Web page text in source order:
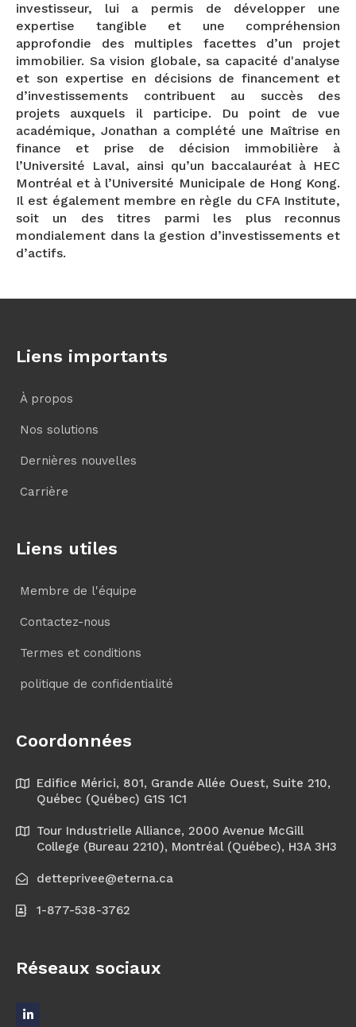
investisseur, lui a permis de développer une
expertise tangible et une compréhension
approfondie des multiples facettes d’un projet
immobilier. Sa vision globale, sa capacité d'analyse
et son expertise en décisions de financement et
d’investissements contribuent au succès des
projets auxquels il participe. Du point de vue
académique, Jonathan a complété une Maîtrise en
finance et prise de décision immobilière à
l’Université Laval, ainsi qu’un baccalauréat à HEC
Montréal et à l’Université Municipale de Hong Kong.
Il est également membre en règle du CFA Institute,
soit un des titres parmi les plus reconnus
mondialement dans la gestion d’investissements et
d’actifs.
Liens importants
À propos
Nos solutions
Dernières nouvelles
Carrière
Liens utiles
Membre de l'équipe
Contactez-nous
Termes et conditions
politique de confidentialité
Coordonnées
Edifice Mérici, 801, Grande Allée Ouest, Suite 210,
Québec (Québec) G1S 1C1
Tour Industrielle Alliance, 2000 Avenue McGill
College (Bureau 2210), Montréal (Québec), H3A 3H3
detteprivee@eterna.ca
1-877-538-3762
Réseaux sociaux